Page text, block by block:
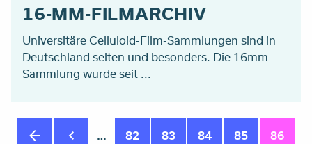
16-MM-FILMARCHIV
Universitäre Celluloid-Film-Sammlungen sind in
Deutschland selten und besonders. Die 16mm-
Sammlung wurde seit ...
Seitennummerierung
… Seite
82 Seite
83 Seite
84 Seite
85 86